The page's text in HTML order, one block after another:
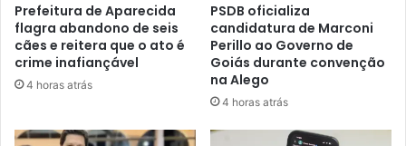
Prefeitura de Aparecida
flagra abandono de seis
cães e reitera que o ato é
crime inafiançável
4 horas atrás
PSDB oficializa
candidatura de Marconi
Perillo ao Governo de
Goiás durante convenção
na Alego
4 horas atrás